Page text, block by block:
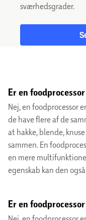
sværhedsgrader.
Er en
Nej, en foodprocessor
de have flere af de
at hakke, blende,
sammen. En
en mere
egenskab kan den
Er en